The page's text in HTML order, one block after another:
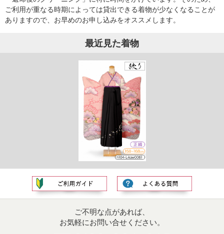
ご利用が重なる時期によっては貸出できる着物が少なくなることが
ありますので、お早めのお申し込みをオススメします。
最近見た着物
ご不明な点があれば、
お気軽にお問い合せください。